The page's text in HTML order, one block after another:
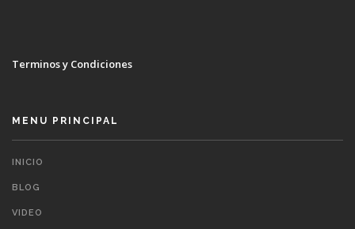
Terminos y Condiciones
MENU PRINCIPAL
INICIO
BLOG
VIDEO